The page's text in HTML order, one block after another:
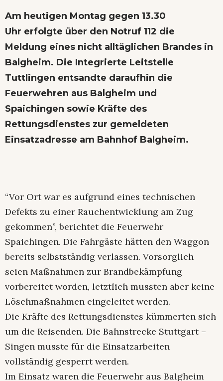
Am heutigen Montag gegen 13.30
Uhr erfolgte über den Notruf 112 die
Meldung eines nicht alltäglichen Brandes in
Balgheim. Die Integrierte Leitstelle
Tuttlingen entsandte daraufhin die
Feuerwehren aus Balgheim und
Spaichingen sowie Kräfte des
Rettungsdienstes zur gemeldeten
Einsatzadresse am Bahnhof Balgheim.
“Vor Ort war es aufgrund eines technischen
Defekts zu einer Rauchentwicklung am Zug
gekommen”, berichtet die Feuerwehr
Spaichingen. Die Fahrgäste hätten den Waggon
bereits selbstständig verlassen. Vorsorglich
seien Maßnahmen zur Brandbekämpfung
vorbereitet worden, letztlich mussten aber keine
Löschmaßnahmen eingeleitet werden.
Die Kräfte des Rettungsdienstes kümmerten sich
um die Reisenden. Die Bahnstrecke Stuttgart –
Singen musste für die Einsatzarbeiten
vollständig gesperrt werden.
Im Einsatz waren die Feuerwehr aus Balgheim